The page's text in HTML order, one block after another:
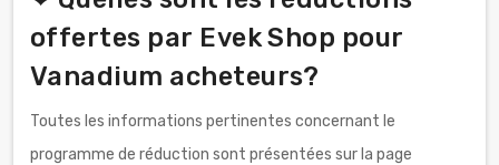
offertes par Evek Shop pour
Vanadium acheteurs?
Toutes les informations pertinentes concernant le
programme de réduction sont présentées sur la page